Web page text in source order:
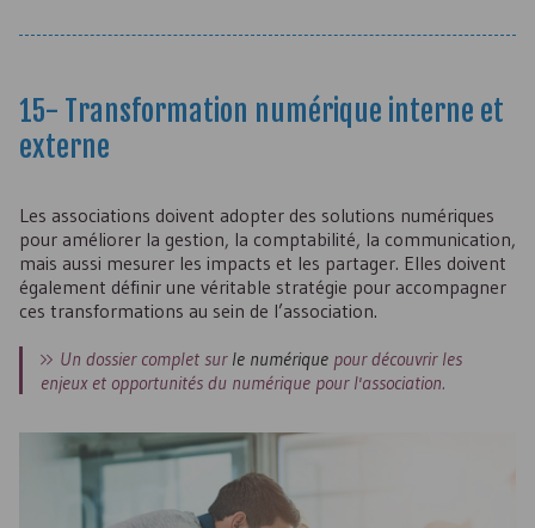
15- Transformation numérique interne et
externe
Les associations doivent adopter des solutions numériques
pour améliorer la gestion, la comptabilité, la communication,
mais aussi mesurer les impacts et les partager. Elles doivent
également définir une véritable stratégie pour accompagner
ces transformations au sein de l’association.
Un dossier complet sur le numérique pour découvrir les
enjeux et opportunités du numérique pour l'association.